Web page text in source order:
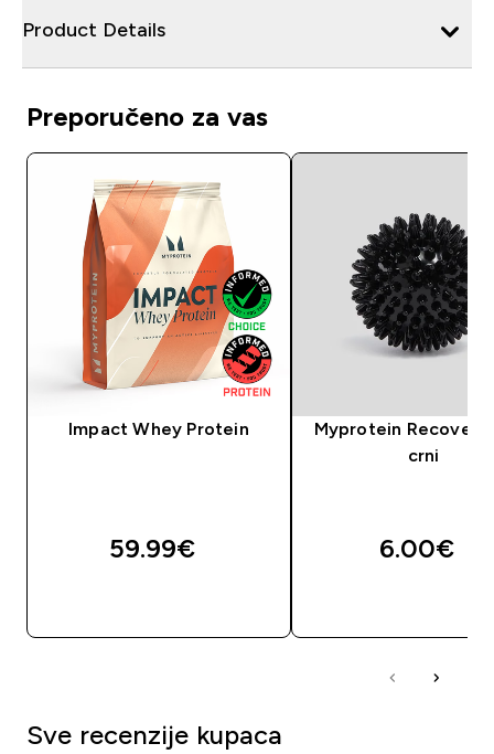
Product Details
Preporučeno za vas
Impact Whey Protein
59.99€‎
Myprotein Recovery
crni
6.00€‎
Sve recenzije kupaca